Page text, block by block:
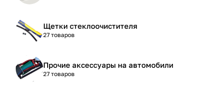
Щетки стеклоочистителя
27 товаров
Прочие аксессуары на автомобили
27 товаров